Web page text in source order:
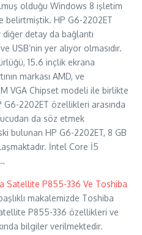
olduğu Windows 8 işletim
belirtmiştik. HP G6-2202ET
detay da bağlantı
USB’nin yer alıyor olmasıdır.
15.6 inçlik ekrana
markası AMD, ve
VGA Chipset modeli ile birlikte
G6-2202ET özellikleri arasında
da söz etmek
bulunan HP G6-2202ET, 8 GB
İntel Core İ5
Satellite P855-336 Ve Toshiba
makalemizde Toshiba
P855-336 özellikleri ve
bilgiler verilmektedir.